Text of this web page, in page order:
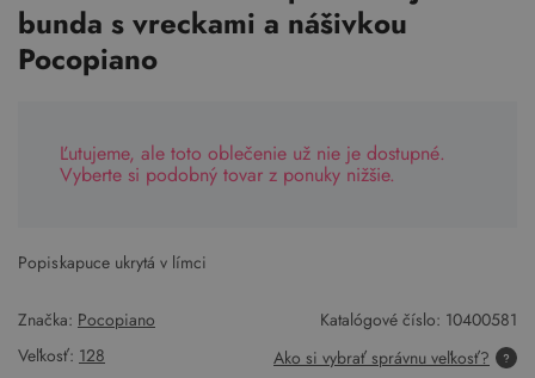
bunda s vreckami a nášivkou
Pocopiano
Ľutujeme, ale toto oblečenie už nie je dostupné.
Vyberte si podobný tovar z ponuky nižšie.
Popis:kapuce ukrytá v límci
Značka: Pocopiano Katalógové číslo: 10400581
Veľkosť: 128 Ako si vybrať správnu veľkosť?